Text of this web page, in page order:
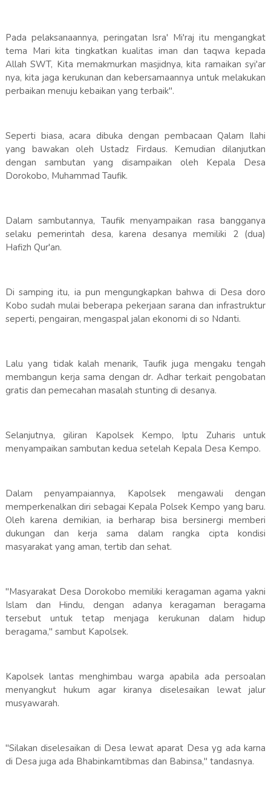
Pada pelaksanaannya, peringatan Isra' Mi'raj itu mengangkat
tema Mari kita tingkatkan kualitas iman dan taqwa kepada
Allah SWT, Kita memakmurkan masjidnya, kita ramaikan syi'ar
nya, kita jaga kerukunan dan kebersamaannya untuk melakukan
perbaikan menuju kebaikan yang terbaik".
Seperti biasa, acara dibuka dengan pembacaan Qalam Ilahi
yang bawakan oleh Ustadz Firdaus. Kemudian dilanjutkan
dengan sambutan yang disampaikan oleh Kepala Desa
Dorokobo, Muhammad Taufik.
Dalam sambutannya, Taufik menyampaikan rasa bangganya
selaku pemerintah desa, karena desanya memiliki 2 (dua)
Hafizh Qur'an.
Di samping itu, ia pun mengungkapkan bahwa di Desa doro
Kobo sudah mulai beberapa pekerjaan sarana dan infrastruktur
seperti, pengairan, mengaspal jalan ekonomi di so Ndanti.
Lalu yang tidak kalah menarik, Taufik juga mengaku tengah
membangun kerja sama dengan dr. Adhar terkait pengobatan
gratis dan pemecahan masalah stunting di desanya.
Selanjutnya, giliran Kapolsek Kempo, Iptu Zuharis untuk
menyampaikan sambutan kedua setelah Kepala Desa Kempo.
Dalam penyampaiannya, Kapolsek mengawali dengan
memperkenalkan diri sebagai Kepala Polsek Kempo yang baru.
Oleh karena demikian, ia berharap bisa bersinergi memberi
dukungan dan kerja sama dalam rangka cipta kondisi
masyarakat yang aman, tertib dan sehat.
"Masyarakat Desa Dorokobo memiliki keragaman agama yakni
Islam dan Hindu, dengan adanya keragaman beragama
tersebut untuk tetap menjaga kerukunan dalam hidup
beragama," sambut Kapolsek.
Kapolsek lantas menghimbau warga apabila ada persoalan
menyangkut hukum agar kiranya diselesaikan lewat jalur
musyawarah.
"Silakan diselesaikan di Desa lewat aparat Desa yg ada karna
di Desa juga ada Bhabinkamtibmas dan Babinsa," tandasnya.